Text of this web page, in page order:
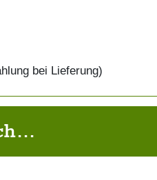
bei Lieferung)